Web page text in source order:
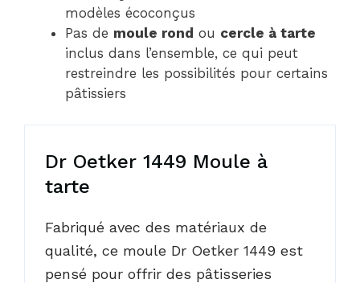
modèles écoconçus
Pas de moule rond ou cercle à tarte
inclus dans l’ensemble, ce qui peut
restreindre les possibilités pour certains
pâtissiers
Dr Oetker 1449 Moule à
tarte
Fabriqué avec des matériaux de
qualité, ce moule Dr Oetker 1449 est
pensé pour offrir des pâtisseries